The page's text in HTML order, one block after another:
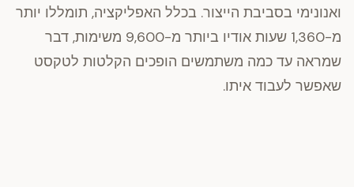
ואנונימי בסביבת הייצור. בכלל האפליקציה, תומללו יותר
מ-1,360 שעות אודיו ביותר מ-9,600 משימות, דבר
שמראה עד כמה משתמשים הופכים הקלטות לטקסט
שאפשר לעבוד איתו.